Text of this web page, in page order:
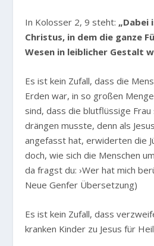
In Kolosser 2, 9 steht: „Dabei
Christus, in dem die ganze
Wesen in leiblicher Gestalt
Es ist kein Zufall, dass die
Erden war, in so großen
sind, dass die blutflüssige
drängen musste, denn als
angefasst hat, erwiderten die
doch, wie sich die Menschen
da fragst du: ›Wer hat mich
Neue Genfer Übersetzung)
Es ist kein Zufall, dass
kranken Kinder zu Jesus für